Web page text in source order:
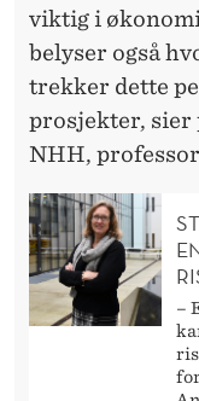
viktig i
belyser også
trekker dette
prosjekter, sier
NHH,
–